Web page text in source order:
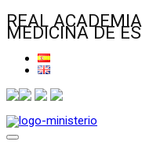
REAL
MEDICINA DE